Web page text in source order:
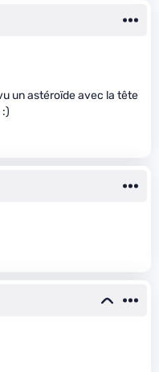
un astéroïde avec la tête